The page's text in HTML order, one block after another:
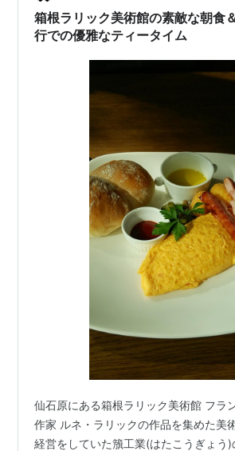
で、こればかりは現地に足を運ぶしか
手がけた教会内装の最高峰「ノートル
箱根ラリック美術館の素敵な朝食
行での優雅なティータイム
仙石原にある箱根ラリック美術館 フラ
作家 ルネ・ラリックの作品を集めた美
経営をしていた籏工業(はたこうぎょう